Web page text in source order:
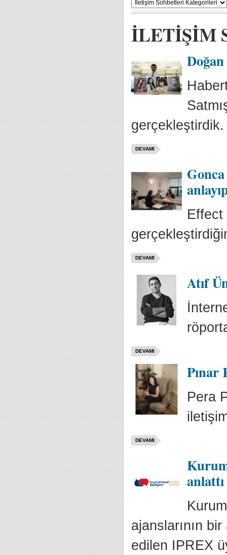
İLETİŞİM
gerçekleştirdik.
DEVAMI
Effect
DEVAMI
Atıf
DEVAMI
Pınar
Pera
DEVAMI
anlattı
ajanslarının
edilen IPREX